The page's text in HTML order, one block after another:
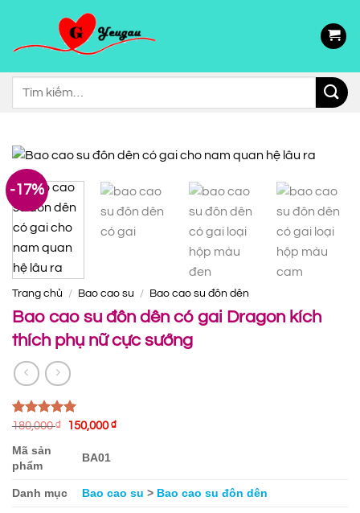
nội
-17%
Trang chủ / Bao cao su / Bao cao su đôn dên
Bao cao su đôn dên có gai Dragon kích
thích phụ nữ cực sướng
5.00trên 5
14
đánh giá
180,000₫
Giá
180,000 ₫.
150,000₫
Mã sản
phẩm
BA01
Danh mục Bao cao su > Bao cao su đôn dên